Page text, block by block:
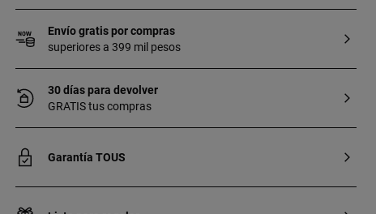
Envío gratis por compras
superiores a 399 mil pesos
30 días para devolver
GRATIS tus compras
Garantía TOUS